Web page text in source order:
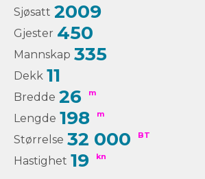
Sjøsatt 2009
Gjester 450
Mannskap 335
Dekk 11
Bredde 26 m
Lengde 198 m
Størrelse 32 000 BT
Hastighet 19 kn